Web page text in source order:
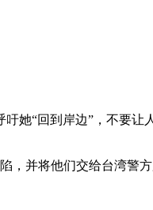
她“回到岸边”，不要让
并将他们交给台湾警方